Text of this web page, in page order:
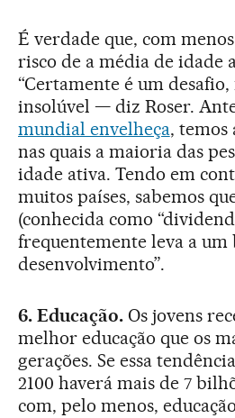
É verdade que, com
risco de a média de idade
“Certamente é um desafio,
insolúvel — diz Roser.
mundial envelheça, temos
nas quais a maioria das
idade ativa. Tendo em
muitos países, sabemos
(conhecida como
frequentemente leva a um
desenvolvimento”.
6. Educação. Os jovens
melhor educação que os
gerações. Se essa
2100 haverá mais de 7
com, pelo menos,